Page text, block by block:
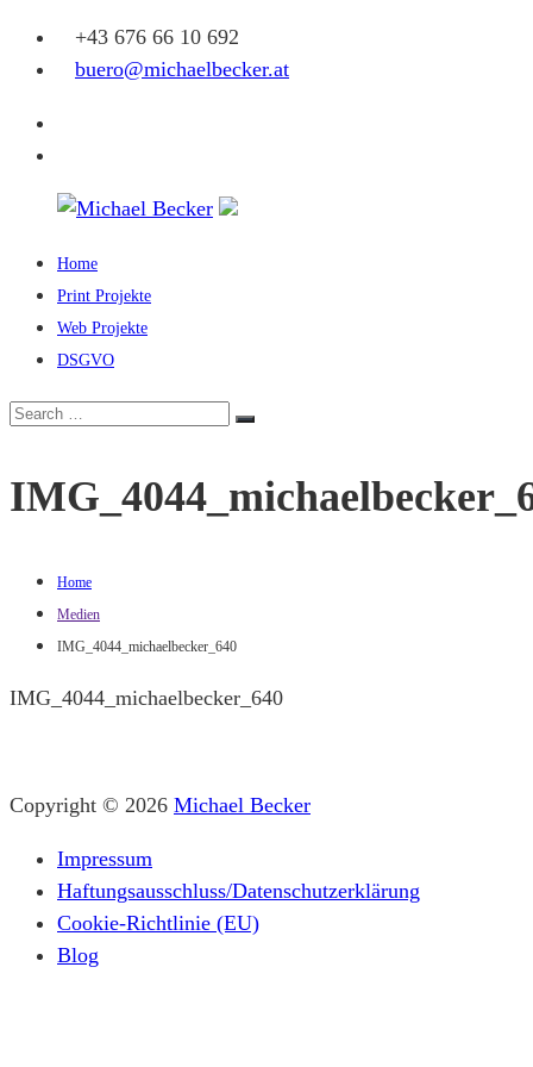
Skip
+43 676 66 10 692
buero@michaelbecker.at
Michael
Becker
Eine
weitere
WordPress-
Home
Print Projekte
Web Projekte
DSGVO
Search
Search
Home
Medien
IMG_4044_michaelbecker_640
IMG_4044_michaelbecker_640
Copyright © 2026 Michael Becker
Impressum
Haftungsausschluss/Datenschutzerklärung
Cookie-Richtlinie (EU)
Blog